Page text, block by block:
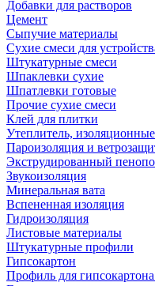
Добавки для растворов
Цемент
Сыпучие материалы
Сухие смеси для
Штукатурные смеси
Шпаклевки сухие
Шпатлевки готовые
Прочие сухие смеси
Клей для плитки
Утеплитель,
Пароизоляция и
Экструдированный
Звукоизоляция
Минеральная вата
Вспененная изоляция
Гидроизоляция
Листовые материалы
Штукатурные профили
Гипсокартон
Профиль для